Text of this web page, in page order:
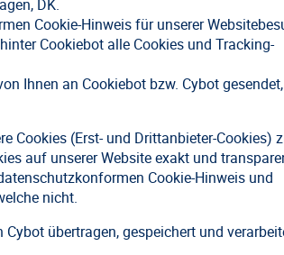
DK.
Cookie-Hinweis für unserer
Cookiebot alle Cookies und Tracking-
Ihnen an Cookiebot bzw. Cybot gesendet,
Cookies (Erst- und Drittanbieter-Cookies)
auf unserer Website exakt und
Cookie-Hinweis und
nicht.
übertragen, gespeichert und